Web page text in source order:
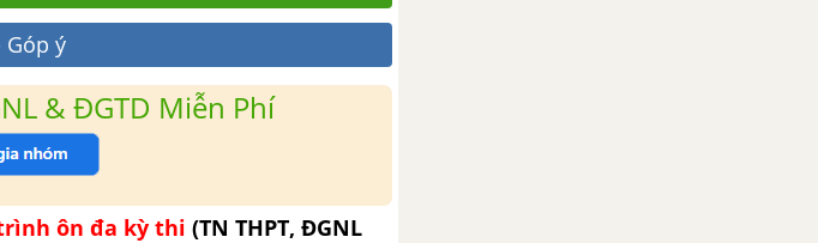
Góp ý
& ĐGTD Miễn Phí
trình ôn đa kỳ thi (TN THPT, ĐGNL